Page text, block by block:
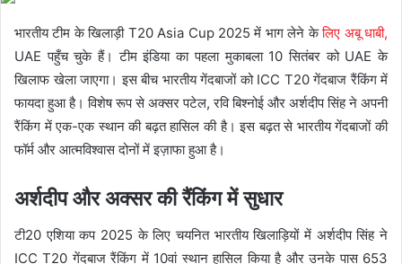
भारतीय टीम के खिलाड़ी T20 Asia Cup 2025 में भाग लेने केलिए अबू धाबी,
UAE पहुँच चुके हैं। टीम इंडिया का पहला मुकाबला 10 सितंबर को UAE के
खिलाफ खेला जाएगा। इस बीच भारतीय गेंदबाजों को ICC T20 गेंदबाज रैंकिंग में
फायदा हुआ है। विशेष रूप से अक्सर पटेल, रवि बिश्नोई और अर्शदीप सिंह ने अपनी
रैंकिंग में एक-एक स्थान की बढ़त हासिल की है। इस बढ़त से भारतीय गेंदबाजों की
फॉर्म और आत्मविश्वास दोनों में इज़ाफा हुआ है।
अर्शदीप और अक्सर की रैंकिंग में सुधार
टी20 एशिया कप 2025 के लिए चयनित भारतीय खिलाड़ियों में अर्शदीप सिंह ने
ICC T20 गेंदबाज रैंकिंग में 10वां स्थान हासिल किया है और उनके पास 653